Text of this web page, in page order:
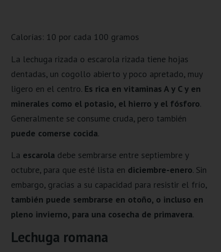
Calorías: 10 por cada 100 gramos
La lechuga rizada o escarola rizada tiene hojas
dentadas, un cogollo abierto y poco apretado, muy
ligero en el centro. Es rica en vitaminas A y C y en
minerales como el potasio, el hierro y el fósforo.
Generalmente se consume cruda, pero también
puede comerse cocida.
La escarola debe sembrarse entre septiembre y
octubre, para que esté lista en diciembre-enero. Sin
embargo, gracias a su capacidad para resistir el frío,
también puede sembrarse en otoño, o incluso en
pleno invierno, para una cosecha de primavera.
Lechuga romana